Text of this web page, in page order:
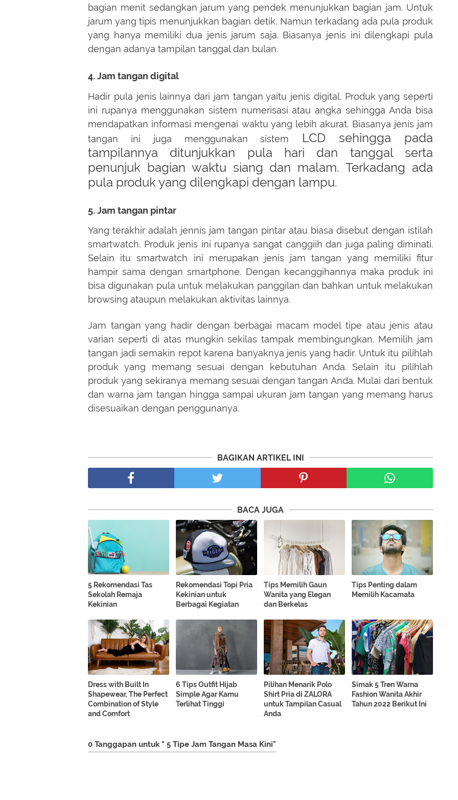
bagian menit sedangkan jarum yang pendek menunjukkan bagian jam. Untuk
jarum yang tipis menunjukkan bagian detik. Namun terkadang ada pula produk
yang hanya memiliki dua jenis jarum saja. Biasanya jenis ini dilengkapi pula
dengan adanya tampilan tanggal dan bulan.
4. Jam tangan digital
Hadir pula jenis lainnya dari jam tangan yaitu jenis digital. Produk yang seperti
ini rupanya menggunakan sistem numerisasi atau angka sehingga Anda bisa
mendapatkan informasi mengenai waktu yang lebih akurat. Biasanya jenis jam
tangan ini juga menggunakan sistem
LCD sehingga pada
tampilannya ditunjukkan pula hari dan tanggal serta
penunjuk bagian waktu siang dan malam. Terkadang ada
pula produk yang dilengkapi dengan lampu.
5. Jam tangan pintar
Yang terakhir adalah jennis jam tangan pintar atau biasa disebut dengan istilah
smartwatch. Produk jenis ini rupanya sangat canggiih dan juga paling diminati.
Selain itu smartwatch ini merupakan jenis jam tangan yang memiliki fitur
hampir sama dengan smartphone. Dengan kecanggihannya maka produk ini
bisa digunakan pula untuk melakukan panggilan dan bahkan untuk melakukan
browsing ataupun melakukan aktivitas lainnya.
Jam tangan yang hadir dengan berbagai macam model tipe atau jenis atau
varian seperti di atas mungkin sekilas tampak membingungkan. Memilih jam
tangan jadi semakin repot karena banyaknya jenis yang hadir. Untuk itu pilihlah
produk yang memang sesuai dengan kebutuhan Anda. Selain itu pilihlah
produk yang sekiranya memang sesuai dengan tangan Anda. Mulai dari bentuk
dan warna jam tangan hingga sampai ukuran jam tangan yang memang harus
disesuaikan dengan penggunanya.
BAGIKAN ARTIKEL INI
BACA JUGA
5 Rekomendasi Tas
Sekolah Remaja
Kekinian
Rekomendasi Topi Pria
Kekinian untuk
Berbagai Kegiatan
Tips Memilih Gaun
Wanita yang Elegan
dan Berkelas
Tips Penting dalam
Memilih Kacamata
Dress with Built In
Shapewear, The Perfect
Combination of Style
and Comfort
6 Tips Outfit Hijab
Simple Agar Kamu
Terlihat Tinggi
Pilihan Menarik Polo
Shirt Pria di ZALORA
untuk Tampilan Casual
Anda
Simak 5 Tren Warna
Fashion Wanita Akhir
Tahun 2022 Berikut Ini
0 Tanggapan untuk " 5 Tipe Jam Tangan Masa Kini"